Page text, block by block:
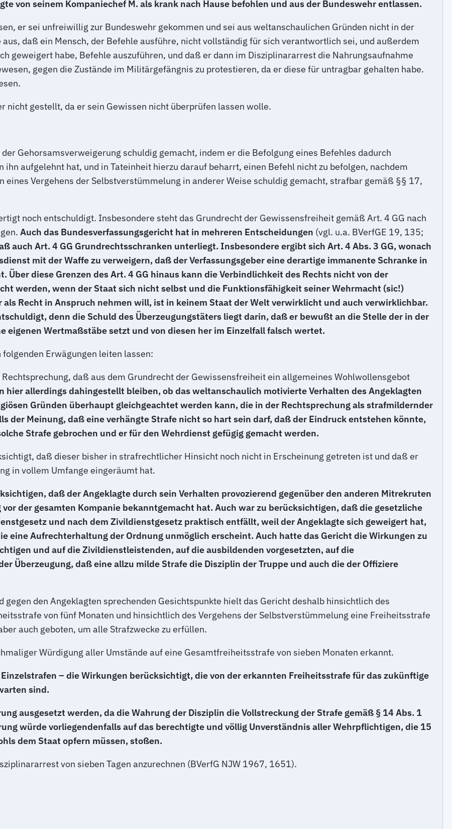
von seinem Kompaniechef M. als krank nach Hause befohlen und aus der Bundeswehr entlassen.
er sei unfreiwillig zur Bundeswehr gekommen und sei aus weltanschaulichen Gründen nicht in der
daß ein Mensch, der Befehle ausführe, nicht vollständig für sich verantwortlich sei, und außerdem
geweigert habe, Befehle auszuführen, und daß er dann im Disziplinararrest die Nahrungsaufnahme
gegen die Zustände im Militärgefängnis zu protestieren, da er diese für untragbar gehalten habe.
nicht gestellt, da er sein Gewissen nicht überprüfen lassen wolle.
Gehorsamsverweigerung schuldig gemacht, indem er die Befolgung eines Befehles dadurch
aufgelehnt hat, und in Tateinheit hierzu darauf beharrt, einen Befehl nicht zu befolgen, nachdem
Vergehens der Selbstverstümmelung in anderer Weise schuldig gemacht, strafbar gemäß §§ 17,
noch entschuldigt. Insbesondere steht das Grundrecht der Gewissensfreiheit gemäß Art. 4 GG nach
Auch das Bundesverfassungsgericht hat in mehreren Entscheidungen (vgl. u.a. BVerfGE 19, 135;
auch Art. 4 GG Grundrechtsschranken unterliegt. Insbesondere ergibt sich Art. 4 Abs. 3 GG, wonach
mit der Waffe zu verweigern, daß der Verfassungsgeber eine derartige immanente Schranke in
diese Grenzen des Art. 4 GG hinaus kann die Verbindlichkeit des Rechts nicht von der
werden, wenn der Staat sich nicht selbst und die Funktionsfähigkeit seiner Wehrmacht (sic!)
Recht in Anspruch nehmen will, ist in keinem Staat der Welt verwirklicht und auch verwirklichbar.
denn die Schuld des Überzeugungstäters liegt darin, daß er bewußt an die Stelle der in der
eigenen Wertmaßstäbe setzt und von diesen her im Einzelfall falsch wertet.
Erwägungen leiten lassen:
daß aus dem Grundrecht der Gewissensfreiheit ein allgemeines Wohlwollensgebot
hier allerdings dahingestellt bleiben, ob das weltanschaulich motivierte Verhalten des Angeklagten
Gründen überhaupt gleichgeachtet werden kann, die in der Rechtsprechung als strafmildernder
der Meinung, daß eine verhängte Strafe nicht so hart sein darf, daß der Eindruck entstehen könnte,
Strafe gebrochen und er für den Wehrdienst gefügig gemacht werden.
daß dieser bisher in strafrechtlicher Hinsicht noch nicht in Erscheinung getreten ist und daß er
in vollem Umfange eingeräumt hat.
daß der Angeklagte durch sein Verhalten provozierend gegenüber den anderen Mitrekruten
der gesamten Kompanie bekanntgemacht hat. Auch war zu berücksichtigen, daß die gesetzliche
und nach dem Zivildienstgesetz praktisch entfällt, weil der Angeklagte sich geweigert hat,
eine Aufrechterhaltung der Ordnung unmöglich erscheint. Auch hatte das Gericht die Wirkungen zu
und auf die Zivildienstleistenden, auf die ausbildenden vorgesetzten, auf die
Überzeugung, daß eine allzu milde Strafe die Disziplin der Truppe und auch die der Offiziere
den Angeklagten sprechenden Gesichtspunkte hielt das Gericht deshalb hinsichtlich des
von fünf Monaten und hinsichtlich des Vergehens der Selbstverstümmelung eine Freiheitsstrafe
auch geboten, um alle Strafzwecke zu erfüllen.
Würdigung aller Umstände auf eine Gesamtfreiheitsstrafe von sieben Monaten erkannt.
– die Wirkungen berücksichtigt, die von der erkannten Freiheitsstrafe für das zukünftige
sind.
ausgesetzt werden, da die Wahrung der Disziplin die Vollstreckung der Strafe gemäß § 14 Abs. 1
würde vorliegendenfalls auf das berechtigte und völlig Unverständnis aller Wehrpflichtigen, die 15
dem Staat opfern müssen, stoßen.
von sieben Tagen anzurechnen (BVerfG NJW 1967, 1651).